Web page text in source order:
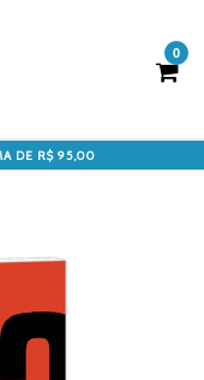
0
DE R$ 95,00